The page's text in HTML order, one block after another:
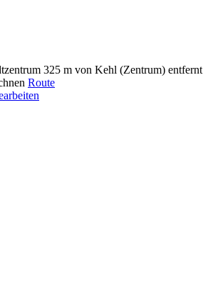
325 m von Kehl (Zentrum) entfernt
Route